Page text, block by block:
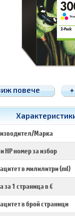
повече
Марка
HP номер за избор
в милилитри (ml)
за 1 страница в €
в брой страници